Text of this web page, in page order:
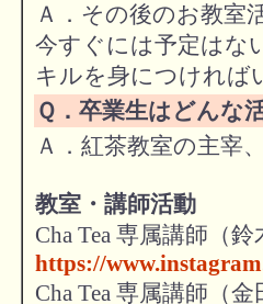
Ａ．その後のお教室
今すぐには予定はな
キルを身につければ
Ｑ．卒業生はどんな
Ａ．紅茶教室の主宰
教室・講師活動
Cha Tea 専属講師（
https://
Cha Tea 専属講師（